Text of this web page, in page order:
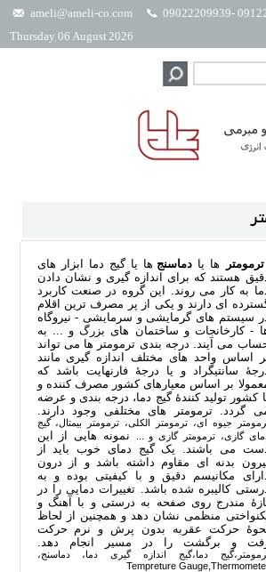
ameli@ameli-co.com
Thursday, 06 August 2026
ترمومتر ها یا دماسنج ها یا گیج دما ابزار های
هستند که برای اندازه گیری و نشان دادن
به کار می روند. این گروه در صنعت کاربرد
ای دارند و یکی از پر مصرف ترین اقلام
سیستم های گرمایشی و سرمایشی - نیروگاه
- کارخانجات و ساختمان های بزرگ و ... به
می آیند. درجه بندی ترمومتر ها می تواند
اساس واحد های مختلف اندازه گیری مانند
سانتیگراد و یا درجۀ فارنهایت باشد که
بر اساس معیارهای کشور مصرف کننده و
کشور تولید کنندۀ گیج دما، درجه بندی و عرضه
گردد. ترمومتر های مختلفی وجود دارند.
جیوه ای، ترمومتر الکلی، ترمومتر بیمتال، گیج
گازی، ترمومتر گازی و ...
نمونه هایی از این
می باشند. یک گیج دمای خوب باید از
بدنه ای مقاوم داشته باشد و از درون
مکانیسم دقیق و با کیفیتی بوده و به
کالیبره شده باشد. تغییرات دمایی را در
مندرج روی صفحه به درستی و با آهنگ و
منظمی نشان دهد و همچنین از لحاظ
حرکت عقربه بدون پرش و نرم حرکت
و برگشت را در مسیر انجام دهد.
دما،گیج اندازه گیری دما، دماسنج،
Tempreture